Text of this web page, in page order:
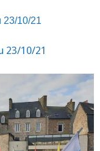
23/10/21
23/10/21